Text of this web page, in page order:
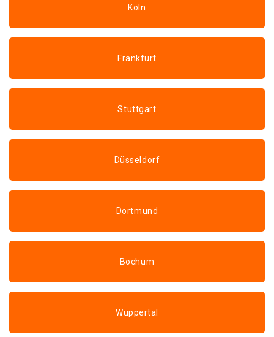
Köln
Frankfurt
Stuttgart
Düsseldorf
Dortmund
Bochum
Wuppertal